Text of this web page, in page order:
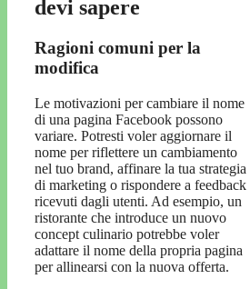
devi sapere
Ragioni comuni per la
modifica
Le motivazioni per cambiare il nome
di una pagina Facebook possono
variare. Potresti voler aggiornare il
nome per riflettere un cambiamento
nel tuo brand, affinare la tua strategia
di marketing o rispondere a feedback
ricevuti dagli utenti. Ad esempio, un
ristorante che introduce un nuovo
concept culinario potrebbe voler
adattare il nome della propria pagina
per allinearsi con la nuova offerta.